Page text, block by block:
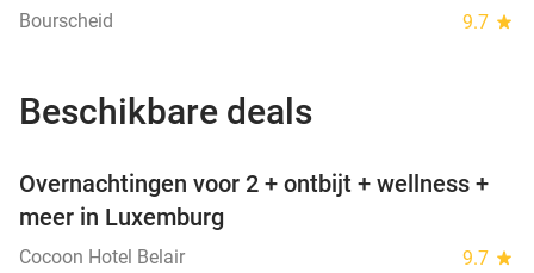
Bourscheid 9.7 star
Beschikbare deals
Overnachtingen voor 2 + ontbijt + wellness +
meer in Luxemburg
Cocoon Hotel Belair 9.7 star